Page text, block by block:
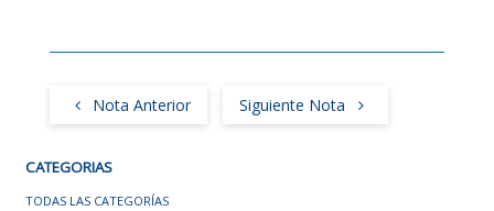
Nota Anterior Siguiente Nota
CATEGORIAS
TODAS LAS CATEGORÍAS